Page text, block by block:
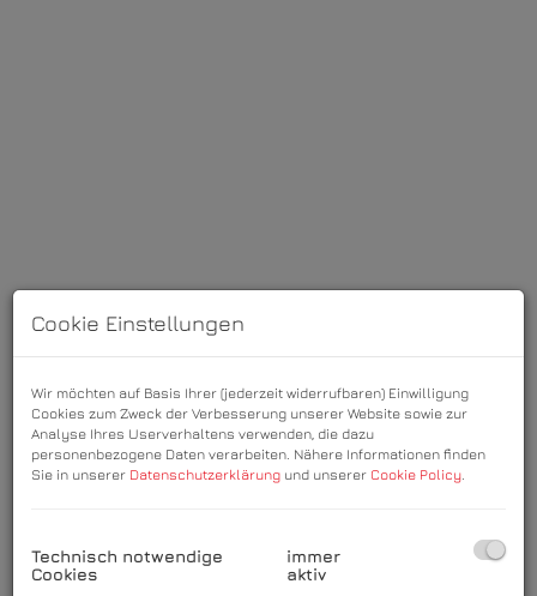
Luftbild Weitblick mit eingezeichnetem Objekt
Ankommen, wohlfühlen und den Alltag hinter sich
Cookie Einstellungen
Wir möchten auf Basis Ihrer (jederzeit widerrufbaren) Einwilligung
Cookies zum Zweck der Verbesserung unserer Website sowie zur
Analyse Ihres Userverhaltens verwenden, die dazu
personenbezogene Daten verarbeiten. Nähere Informationen finden
Sie in unserer Datenschutzerklärung und unserer Cookie Policy.
Technisch notwendige
Cookies
immer
aktiv